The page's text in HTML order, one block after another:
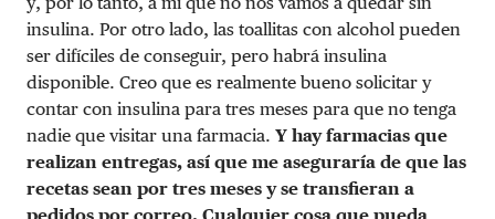
insulina. Por otro lado, las toallitas con alcohol pueden
ser difíciles de conseguir, pero habrá insulina
disponible. Creo que es realmente bueno solicitar y
contar con insulina para tres meses para que no tenga
nadie que visitar una farmacia. Y hay farmacias que
realizan entregas, así que me aseguraría de que las
recetas sean por tres meses y se transfieran a